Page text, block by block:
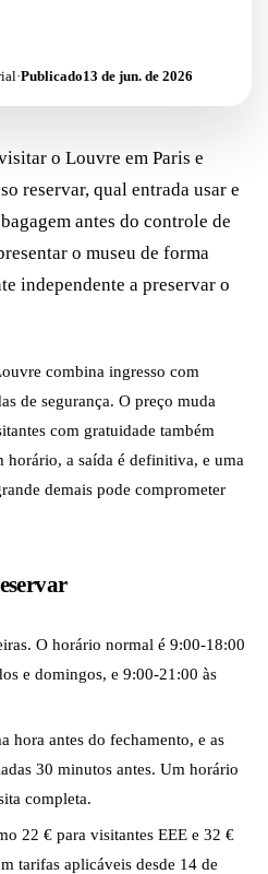
·Publicado13 de jun. de 2026
o Louvre em Paris e
reservar, qual entrada usar e
antes do controle de
o museu de forma
independente a preservar o
combina ingresso com
de segurança. O preço muda
com gratuidade também
horário, a saída é definitiva, e uma
demais pode comprometer
O horário normal é 9:00-18:00
e domingos, e 9:00-21:00 às
hora antes do fechamento, e as
30 minutos antes. Um horário
completa.
22 € para visitantes EEE e 32 €
tarifas aplicáveis desde 14 de